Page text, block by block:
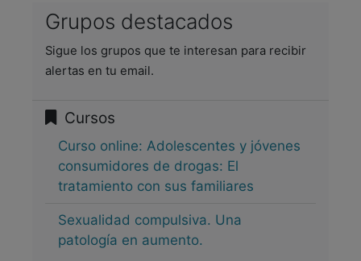
Grupos destacados
Sigue los grupos que te interesan para recibir
alertas en tu email.
Cursos
Curso online: Adolescentes y jóvenes
consumidores de drogas: El
tratamiento con sus familiares
Sexualidad compulsiva. Una
patología en aumento.